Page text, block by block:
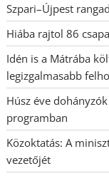
Szpari–Újpest
Hiába rajtol 86
Idén is a Mátrába
legizgalmasabb
Húsz éve
programban
Közoktatás: A
vezetőjét